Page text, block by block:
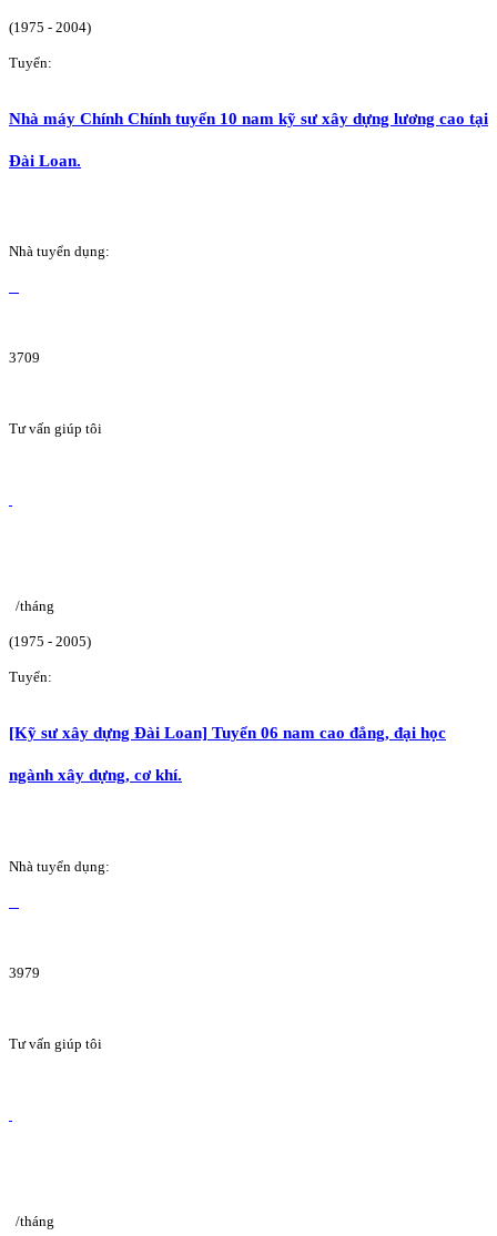
(1975 - 2004)
Tuyển:
Nhà máy Chính Chính tuyển 10 nam kỹ sư xây dựng lương cao tại
Đài Loan.
Nhà tuyển dụng:
3709
Tư vấn giúp tôi
/tháng
(1975 - 2005)
Tuyển:
[Kỹ sư xây dựng Đài Loan] Tuyển 06 nam cao đẳng, đại học
ngành xây dựng, cơ khí.
Nhà tuyển dụng:
3979
Tư vấn giúp tôi
/tháng